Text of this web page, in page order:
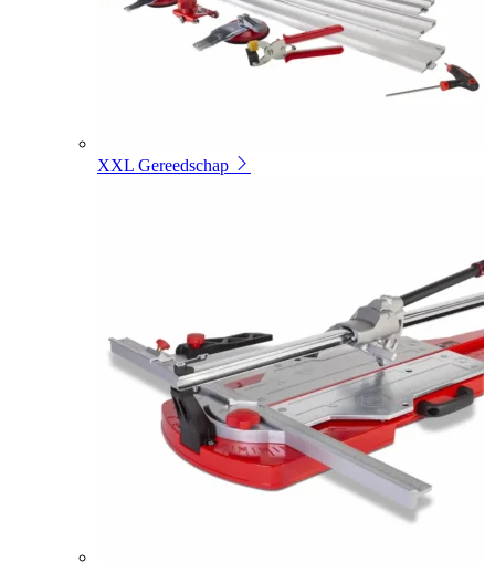
XXL Gereedschap